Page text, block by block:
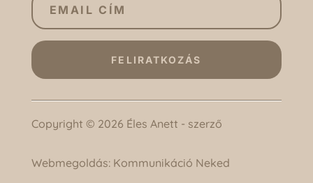
FELIRATKOZÁS
Copyright © 2026 Éles Anett - szerző
Webmegoldás: Kommunikáció Neked